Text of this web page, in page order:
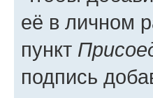
её в личном
пункт
подпись